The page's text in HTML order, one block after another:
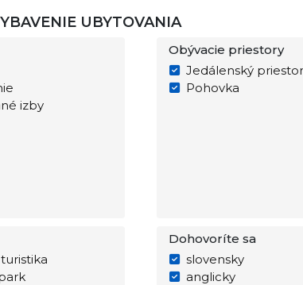
UBYTOVANIA
izby
Obývacie priestory
Jedálenský priestor
Pohovka
Dohovoríte sa
slovensky
anglicky